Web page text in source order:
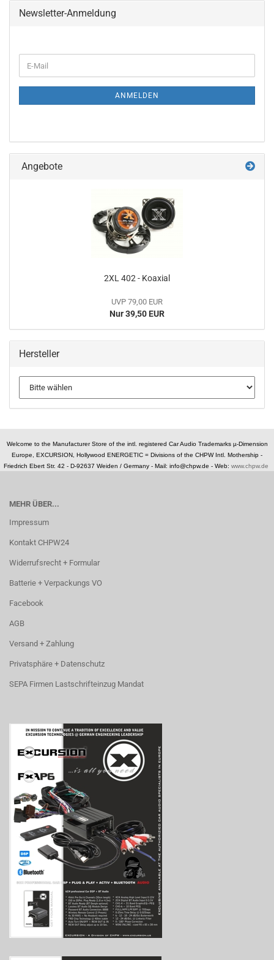
Newsletter-Anmeldung
ZUR
E-
Mail
ANMELDEN
Angebote
2XL 402 - Koaxial
UVP 79,00 EUR
Nur 39,50 EUR
Hersteller
Welcome to the Manufacturer Store of the intl. registered Car Audio Trademarks µ-Dimension
Europe, EXCURSION, Hollywood ENERGETIC = Divisions of the CHPW Intl. Mothership -
Friedrich Ebert Str. 42 - D-92637 Weiden / Germany - Mail: info@chpw.de - Web: www.chpw.de
MEHR ÜBER...
Impressum
Kontakt CHPW24
Widerrufsrecht + Formular
Batterie + Verpackungs VO
Facebook
AGB
Versand + Zahlung
Privatsphäre + Datenschutz
SEPA Firmen Lastschrifteinzug Mandat